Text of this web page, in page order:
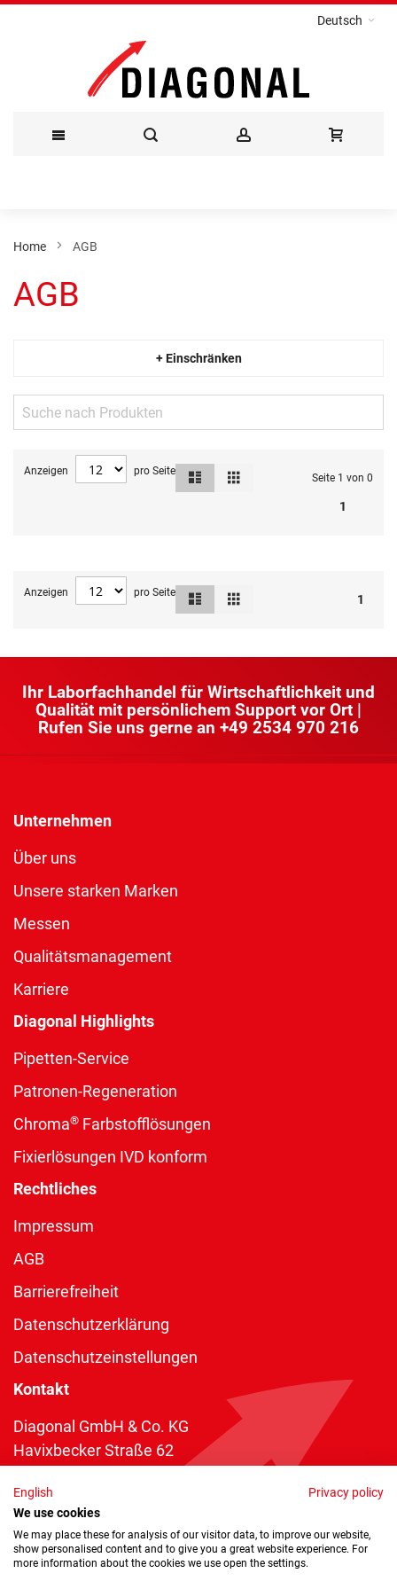
Deutsch
Inhalt
Home AGB
AGB
+ Einschränken
Anzeigen pro Seite
Seite 1 von 0
1
Ansicht
Anzeigen pro Seite 1
Ansicht
Ihr Laborfachhandel für Wirtschaftlichkeit und
Qualität mit persönlichem Support vor Ort |
Rufen Sie uns gerne an +49 2534 970 216
Unternehmen
Über uns
Unsere starken Marken
Messen
Qualitätsmanagement
Karriere
Diagonal Highlights
Pipetten-Service
Patronen-Regeneration
Chroma® Farbstofflösungen
Fixierlösungen IVD konform
Rechtliches
Impressum
AGB
Barrierefreiheit
Datenschutzerklärung
Datenschutzeinstellungen
Kontakt
Diagonal GmbH & Co. KG
Havixbecker Straße 62
Telefon:+49 2534 970 216
Telefax: +49 2534 970 116
info@diagonal.de
English
Privacy policy
We use cookies
We may place these for analysis of our visitor data, to improve our website,
show personalised content and to give you a great website experience. For
more information about the cookies we use open the settings.